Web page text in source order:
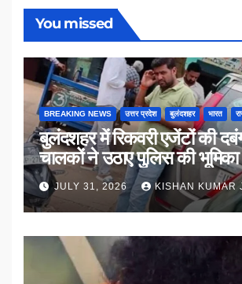
You missed
BREAKING NEWS उत्तर प्रदेश बुलंदशहर भारत
बुलंदशहर में रिकवरी एजेंटों की दबंगई, वाहन
चालकों ने उठाए पुलिस की
JULY 31, 2026 KISHAN KUMAR